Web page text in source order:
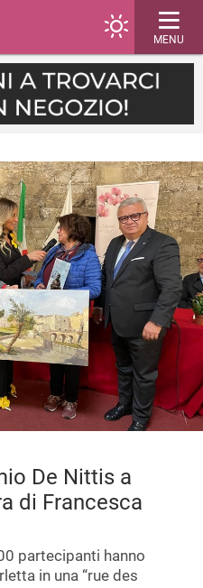
MENU
De Nittis a
di Francesca
partecipanti hanno
in una “rue des